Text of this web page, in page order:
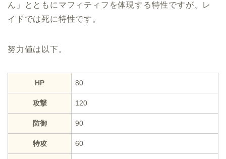
ん」とともにマフィティフを体現する特性ですが、レ
イドでは死に特性です。
努力値は以下。
HP 80
攻撃 120
防御 90
特攻 60